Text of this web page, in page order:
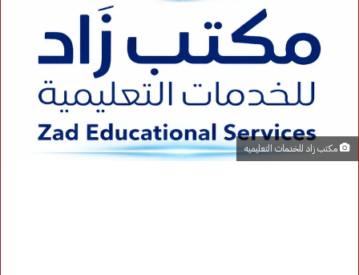
مكتب زاد للخدمات التعليميه